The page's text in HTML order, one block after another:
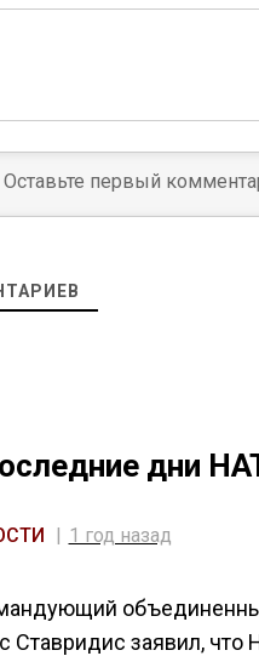
дни
1 год назад
Ставридис заявил,